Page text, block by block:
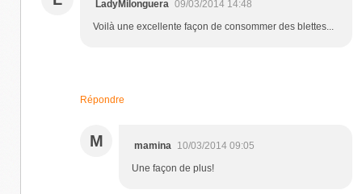
LadyMilonguera 09/03/2014 14:48
Voilà une excellente façon de consommer des blettes...
Répondre
M mamina
10/03/2014 09:05
Une façon de plus!